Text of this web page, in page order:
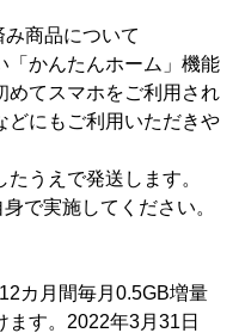
み商品について
「かんたんホーム」機能
めてスマホをご利用され
どにもご利用いただきや
うえで発送します。
で実施してください。
カ月間毎月0.5GB増量
ます。2022年3月31日